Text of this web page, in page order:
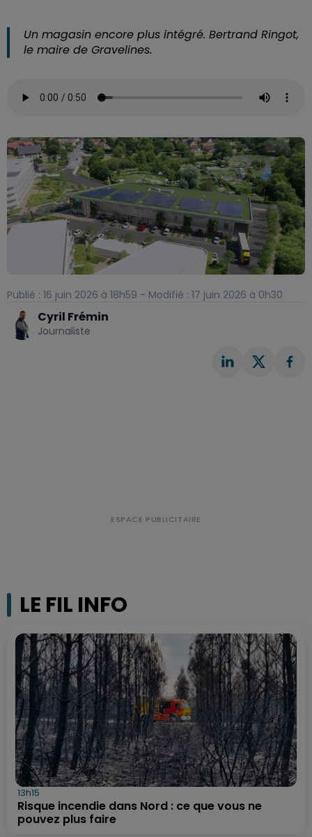
Un magasin encore plus intégré. Bertrand Ringot,
le maire de Gravelines.
Publié : 16 juin 2026 à 18h59 - Modifié : 17 juin 2026 à 0h30
Cyril Frémin
Journaliste
LE FIL INFO
13h15
Risque incendie dans Nord : ce que vous ne
pouvez plus faire